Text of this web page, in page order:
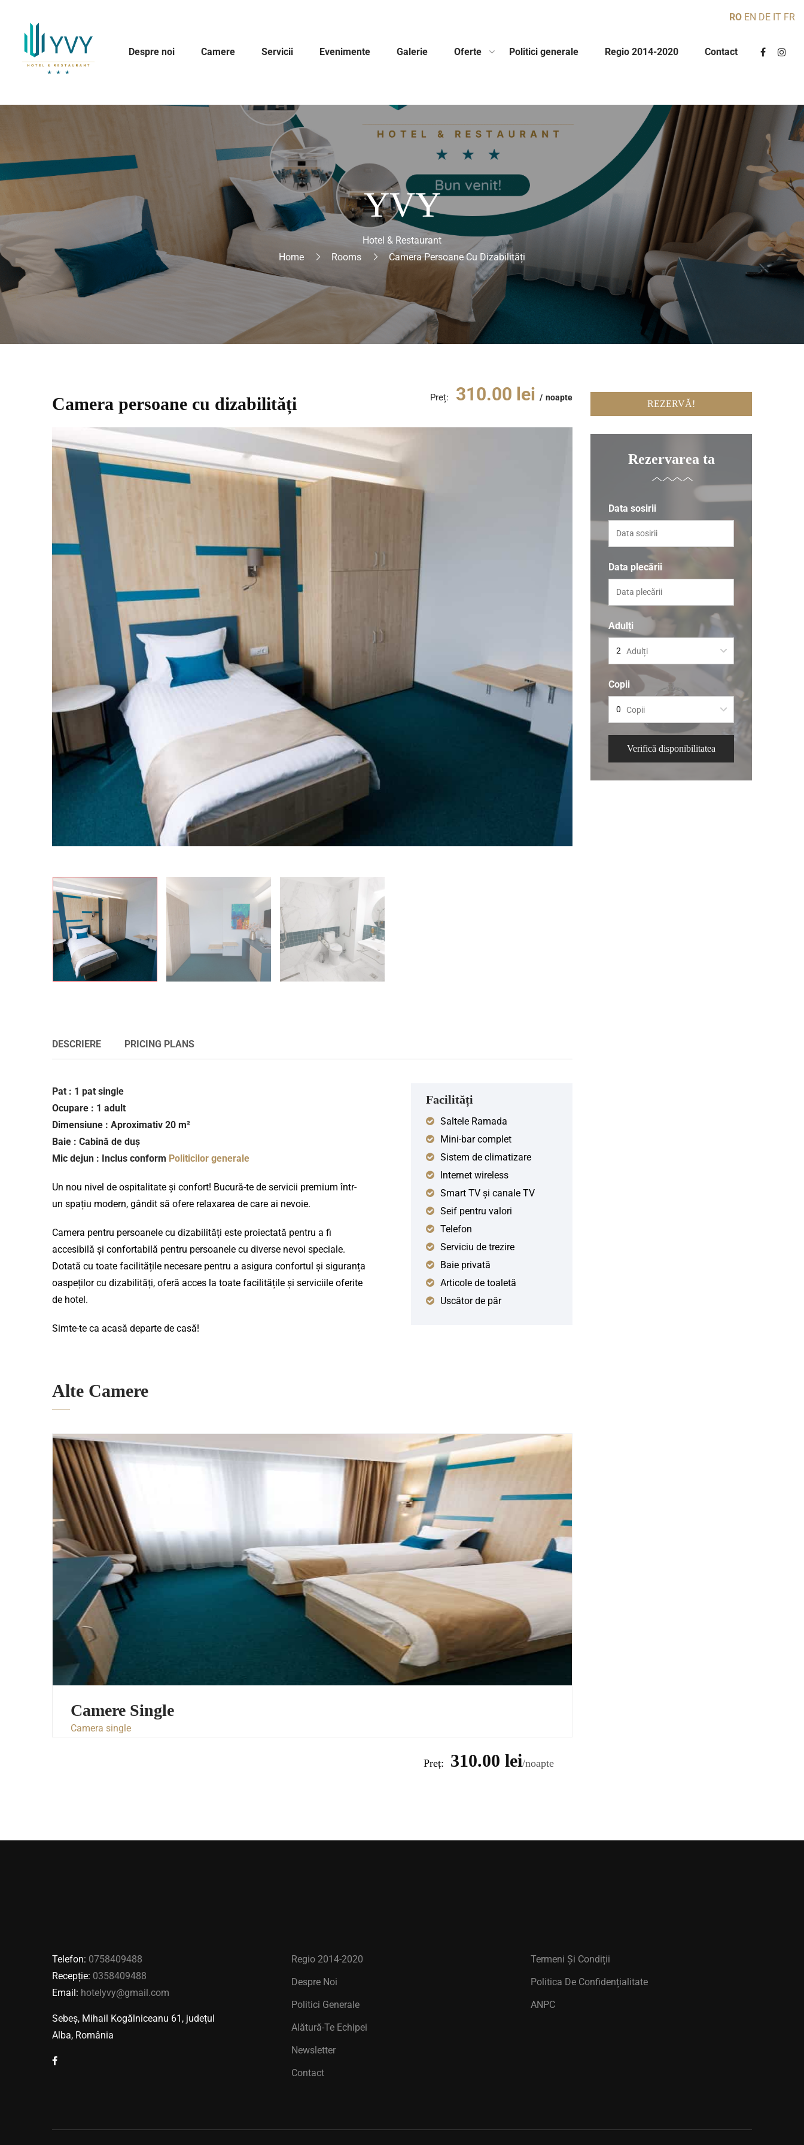
Despre noi Camere Servicii Evenimente Galerie Oferte Politici generale Regio 2014-2020 Contact
YVY
Hotel & Restaurant
Home
Rooms Camera Persoane Cu Dizabilități
Camera persoane cu dizabilități Preț: 310.00 lei noapte
DESCRIERE PRICING PLANS
Pat : 1 pat single
Ocupare : 1 adult
Dimensiune : Aproximativ 20 m²
Baie : Cabină de duș
Mic dejun : Inclus conform Politicilor generale
Un nou nivel de ospitalitate și confort! Bucură-te de servicii premium într-
un spațiu modern, gândit să ofere relaxarea de care ai nevoie.
Camera pentru persoanele cu dizabilități este proiectată pentru a fi
accesibilă și confortabilă pentru persoanele cu diverse nevoi speciale.
Dotată cu toate facilitățile necesare pentru a asigura confortul și siguranța
oaspeților cu dizabilități, oferă acces la toate facilitățile și serviciile oferite
de hotel.
Simte-te ca acasă departe de casă!
Facilități
Saltele Ramada
Mini-bar complet
Sistem de climatizare
Internet wireless
Smart TV și canale TV
Seif pentru valori
Telefon
Serviciu de trezire
Baie privată
Articole de toaletă
Uscător de păr
Alte Camere
Camere Single
Camera single
Preț: 310.00 lei noapte
REZERVĂ!
Rezervarea ta
Data sosirii
Data plecării
Adulți
Adulți
Copii
Copii
Verifică disponibilitatea
Telefon: 0758409488
Recepție: 0358409488
Email: hotelyvy@gmail.com
Sebeș, Mihail Kogălniceanu 61, județul
Alba, România
Regio 2014-2020
Despre Noi
Politici Generale
Alătură-Te Echipei
Newsletter
Contact
Termeni Și Condiții
Politica De Confidențialitate
ANPC
RO EN DE IT FR